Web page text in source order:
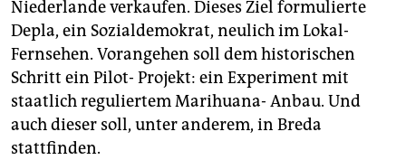
epaper login
Niederlande verkaufen. Dieses Ziel formulierte
Depla, ein Sozialdemokrat, neulich im Lokal-
Fernsehen. Vorangehen soll dem historischen
Schritt ein Pilot- Projekt: ein Experiment mit
staatlich reguliertem Marihuana- Anbau. Und
auch dieser soll, unter anderem, in Breda
stattfinden.